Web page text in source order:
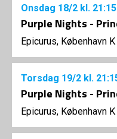
Onsdag 18/2 kl. 21:15
Purple Nights -
Epicurus, København K
Torsdag 19/2 kl.
Purple Nights -
Epicurus, København K